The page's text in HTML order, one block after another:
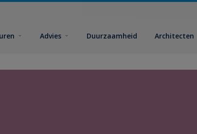
Advies Duurzaamheid Architecten